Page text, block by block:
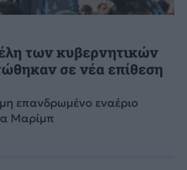
των κυβερνητικών
σε νέα επίθεση
επανδρωμένο εναέριο
Μαρίμπ